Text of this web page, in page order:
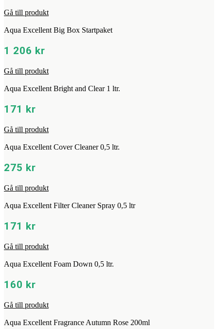
Gå till produkt
Aqua Excellent Big Box Startpaket
1 206 kr
Gå till produkt
Aqua Excellent Bright and Clear 1 ltr.
171 kr
Gå till produkt
Aqua Excellent Cover Cleaner 0,5 ltr.
275 kr
Gå till produkt
Aqua Excellent Filter Cleaner Spray 0,5 ltr
171 kr
Gå till produkt
Aqua Excellent Foam Down 0,5 ltr.
160 kr
Gå till produkt
Aqua Excellent Fragrance Autumn Rose 200ml